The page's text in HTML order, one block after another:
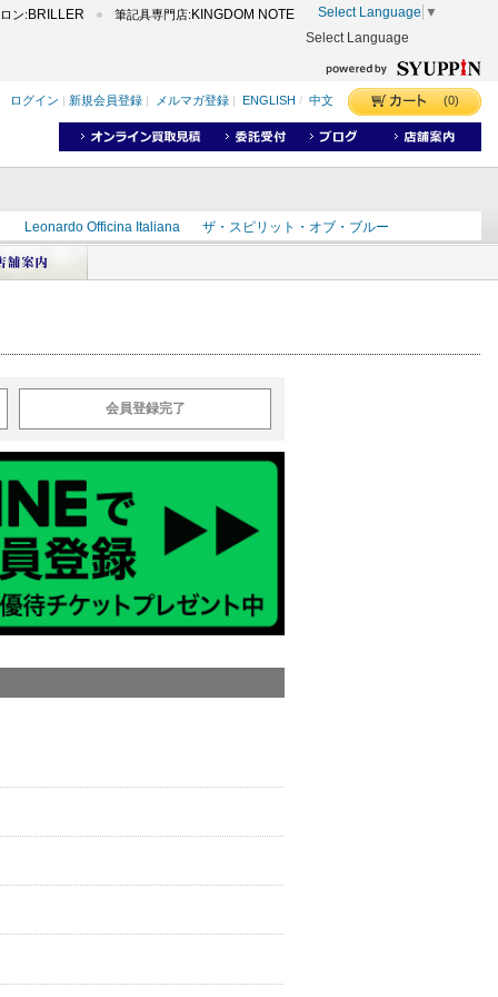
ン: BRILLER 筆記具専門店: KINGDOM NOTE Select Language ▼
Select Language
ログイン 新規会員登録 メルマガ登録 ENGLISH / 中文 (0)
Leonardo Officina Italiana
ザ・スピリット・オブ・ブルー
ラインD
ズ カヴゼットインク スーベレーン
モンブラン
会員登録完了